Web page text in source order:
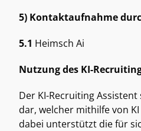
5) Kontaktaufnahme
5.1 Heimsch Ai
Nutzung des KI-
Der KI-Recruiting
dar, welcher mithilfe von
dabei unterstützt die für